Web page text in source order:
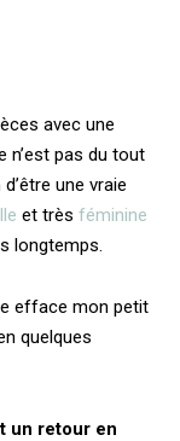
avec une
n’est pas du tout
une vraie
et très féminine
longtemps.
efface mon petit
quelques
un retour en